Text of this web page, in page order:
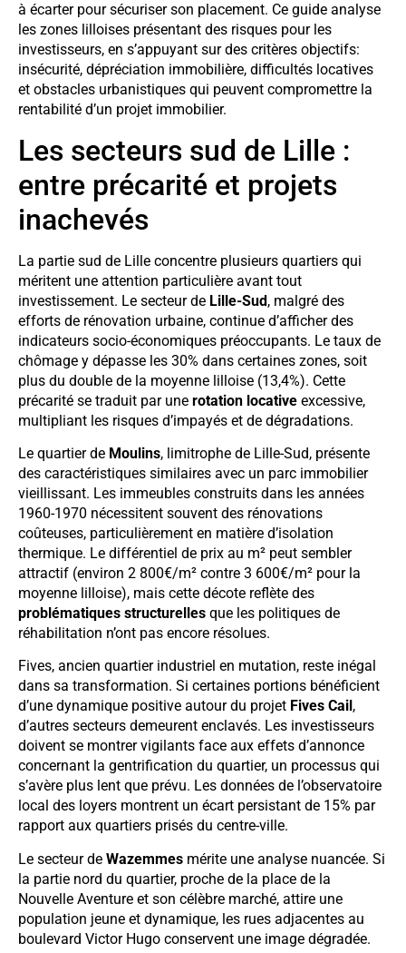
à écarter pour sécuriser son placement. Ce guide analyse
les zones lilloises présentant des risques pour les
investisseurs, en s’appuyant sur des critères objectifs:
insécurité, dépréciation immobilière, difficultés locatives
et obstacles urbanistiques qui peuvent compromettre la
rentabilité d’un projet immobilier.
Les secteurs sud de Lille :
entre précarité et projets
inachevés
La partie sud de Lille concentre plusieurs quartiers qui
méritent une attention particulière avant tout
investissement. Le secteur de Lille-Sud, malgré des
efforts de rénovation urbaine, continue d’afficher des
indicateurs socio-économiques préoccupants. Le taux de
chômage y dépasse les 30% dans certaines zones, soit
plus du double de la moyenne lilloise (13,4%). Cette
précarité se traduit par une rotation locative excessive,
multipliant les risques d’impayés et de dégradations.
Le quartier de Moulins, limitrophe de Lille-Sud, présente
des caractéristiques similaires avec un parc immobilier
vieillissant. Les immeubles construits dans les années
1960-1970 nécessitent souvent des rénovations
coûteuses, particulièrement en matière d’isolation
thermique. Le différentiel de prix au m² peut sembler
attractif (environ 2 800€/m² contre 3 600€/m² pour la
moyenne lilloise), mais cette décote reflète des
problématiques structurelles que les politiques de
réhabilitation n’ont pas encore résolues.
Fives, ancien quartier industriel en mutation, reste inégal
dans sa transformation. Si certaines portions bénéficient
d’une dynamique positive autour du projet Fives Cail ,
d’autres secteurs demeurent enclavés. Les investisseurs
doivent se montrer vigilants face aux effets d’annonce
concernant la gentrification du quartier, un processus qui
s’avère plus lent que prévu. Les données de l’observatoire
local des loyers montrent un écart persistant de 15% par
rapport aux quartiers prisés du centre-ville.
Le secteur de Wazemmes mérite une analyse nuancée. Si
la partie nord du quartier, proche de la place de la
Nouvelle Aventure et son célèbre marché, attire une
population jeune et dynamique, les rues adjacentes au
boulevard Victor Hugo conservent une image dégradée.